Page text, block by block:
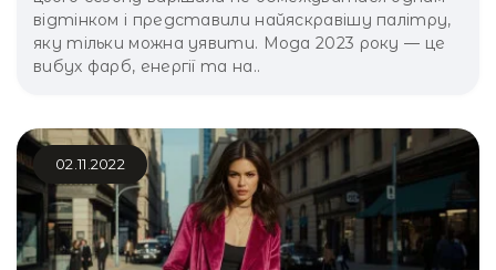
відтінком і представили найяскравішу палітру,
яку тільки можна уявити. Мода 2023 року — це
вибух фарб, енергії та на..
02.11.2022